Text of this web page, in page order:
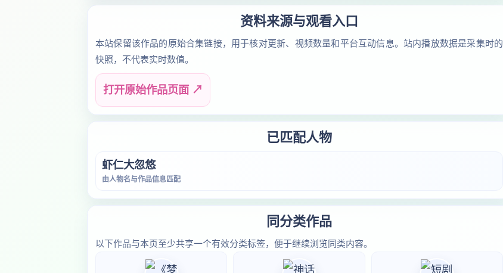
资料来源与观看入口
本站保留该作品的原始合集链接，用于核对更新、视频数量和平台互动信息。站内播放数据是采集时的
快照，不代表实时数值。
打开原始作品页面 ↗
已匹配人物
虾仁大忽悠
由人物名与作品信息匹配
同分类作品
以下作品与本页至少共享一个有效分类标签，便于继续浏览同类内容。